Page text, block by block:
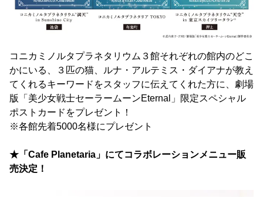
コニカミノルタプラネタリウム３館それぞれの館内のどこ
かにいる、３匹の猫、ルナ・アルテミス・ダイアナが教え
てくれるキーワードをスタッフに伝えてくれた方に、劇場
版「美少女戦士セーラームーンEternal」限定スペシャル
ポストカードをプレゼント！
※各館先着5000名様にプレゼント
★「Cafe Planetaria」にてコラボレーションメニュー販
売決定！